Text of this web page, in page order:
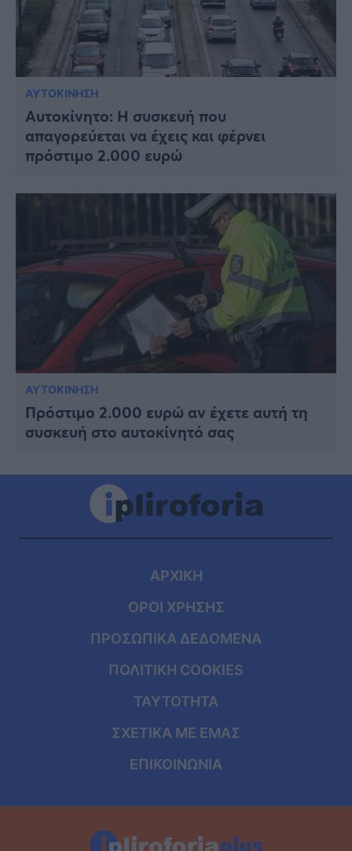
ΑΥΤΟΚΙΝΗΣΗ
Αυτοκίνητο: Η συσκευή που
απαγορεύεται να έχεις και φέρνει
πρόστιμο 2.000 ευρώ
ΑΥΤΟΚΙΝΗΣΗ
Πρόστιμο 2.000 ευρώ αν έχετε αυτή τη
συσκευή στο αυτοκίνητό σας
ΑΡΧΙΚΗ
ΟΡΟΙ ΧΡΗΣΗΣ
ΠΡΟΣΩΠΙΚΑ ΔΕΔΟΜΕΝΑ
ΠΟΛΙΤΙΚΗ COOKIES
ΤΑΥΤΟΤΗΤΑ
ΣΧΕΤΙΚΑ ΜΕ ΕΜΑΣ
ΕΠΙΚΟΙΝΩΝΙΑ